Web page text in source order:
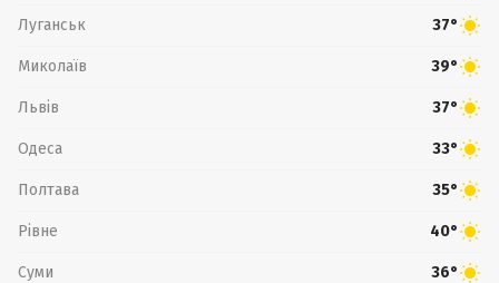
Луганськ 37°
Миколаїв 39°
Львів 37°
Одеса 33°
Полтава 35°
Рівне 40°
Суми 36°